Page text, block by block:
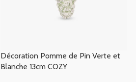
Décoration Pomme de Pin Verte et
Blanche 13cm COZY